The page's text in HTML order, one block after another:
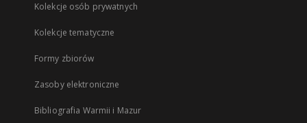
Kolekcje osób prywatnych
Kolekcje tematyczne
Formy zbiorów
Zasoby elektroniczne
Bibliografia Warmii i Mazur